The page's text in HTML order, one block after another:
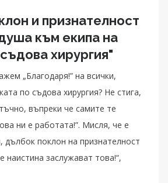
и признателност
към екипа на
хирургия"
„Благодаря!” на всички,
по съдова хирургия? Не стига,
въпреки че самите те
ни е работата!”. Мисля, че е
дълбок поклон на признателност
наистина заслужават това!“,